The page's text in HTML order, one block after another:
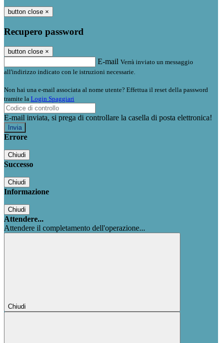
button close ×
Recupero password
button close ×
E-mail Verrà inviato un messaggio
all'indirizzo indicato con le istruzioni necessarie.
Non hai una e-mail associata al nome utente? Effettua il reset della password
tramite la Login Spaggiari
E-mail inviata, si prega di controllare la casella di posta elettronica!
Errore
Chiudi
Successo
Chiudi
Informazione
Chiudi
Attendere...
Attendere il completamento dell'operazione...
Chiudi